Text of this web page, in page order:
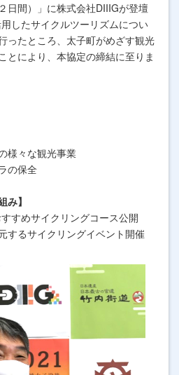
日間）」に株式会社DIIIGが登壇
したサイクルツーリズムについ
ったところ、太子町がめざす観光
とにより、本協定の締結に至りま
様々な観光事業
の保全
み】
すめサイクリングコース公開
するサイクリングイベント開催